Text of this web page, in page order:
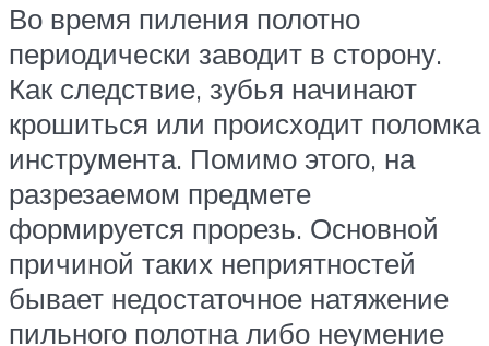
Во время пиления полотно
периодически заводит в сторону.
Как следствие, зубья начинают
крошиться или происходит поломка
инструмента. Помимо этого, на
разрезаемом предмете
формируется прорезь. Основной
причиной таких неприятностей
бывает недостаточное натяжение
пильного полотна либо неумение